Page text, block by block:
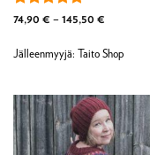
Arvostelu
/ 5
74,90 € – 145,50 €
145,50 €
Jälleenmyyjä: Taito Shop